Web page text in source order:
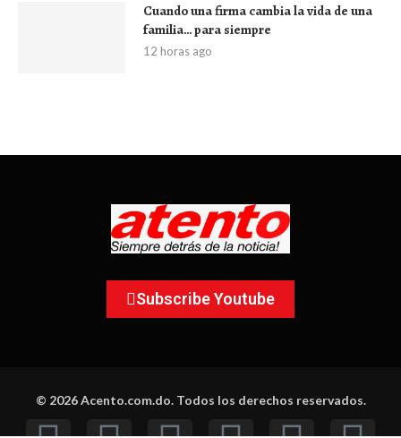
Cuando una firma cambia la vida de una
familia… para siempre
12 horas ago
Subscribe Youtube
© 2026 Acento.com.do. Todos los derechos reservados.